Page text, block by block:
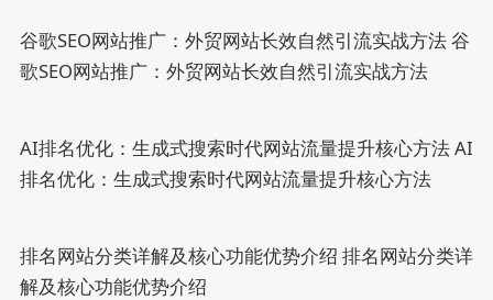
谷歌SEO网站推广：外贸网站长效自然引流实战方法谷
歌SEO网站推广：外贸网站长效自然引流实战方法
AI排名优化：生成式搜索时代网站流量提升核心方法AI
排名优化：生成式搜索时代网站流量提升核心方法
排名网站分类详解及核心功能优势介绍 排名网站分类详
解及核心功能优势介绍